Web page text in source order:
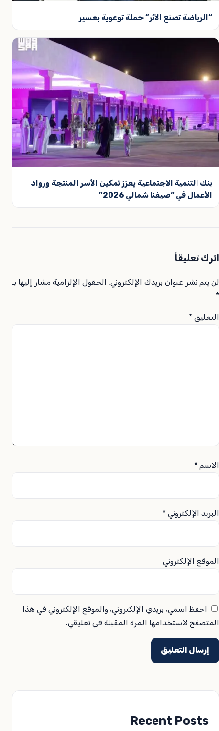
“الرياضة تصنع الأثر” حملة توعوية بعسير
بنك التنمية الاجتماعية يعزز تمكين الأسر المنتجة ورواد
الأعمال في “صيفنا شمالي 2026”
اترك تعليقاً
لن يتم نشر عنوان بريدك الإلكتروني. الحقول الإلزامية مشار إليها بـ
*
التعليق *
الاسم *
البريد الإلكتروني *
الموقع الإلكتروني
احفظ اسمي، بريدي الإلكتروني، والموقع الإلكتروني في هذا
المتصفح لاستخدامها المرة المقبلة في تعليقي.
Recent Posts